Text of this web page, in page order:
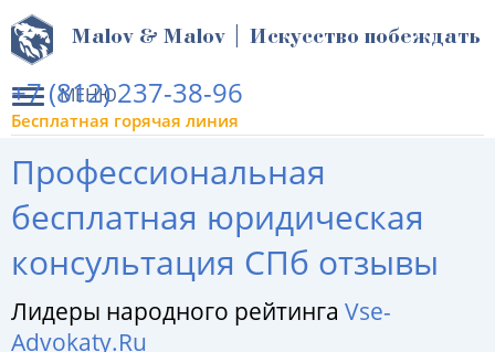
МЕНЮ
Malov & Malov | Искусство побеждать
+7 (812) 237-38-96
Бесплатная горячая линия
Профессиональная
бесплатная юридическая
консультация СПб отзывы
Лидеры народного рейтинга Vse-
Advokaty.Ru